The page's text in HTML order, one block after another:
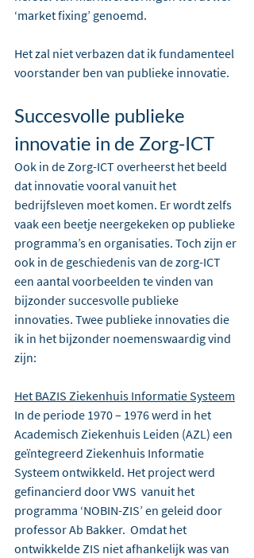
‘market fixing’ genoemd.
Het zal niet verbazen dat ik fundamenteel
voorstander ben van publieke innovatie.
Succesvolle publieke
innovatie in de Zorg-ICT
Ook in de Zorg-ICT overheerst het beeld
dat innovatie vooral vanuit het
bedrijfsleven moet komen. Er wordt zelfs
vaak een beetje neergekeken op publieke
programma’s en organisaties. Toch zijn er
ook in de geschiedenis van de zorg-ICT
een aantal voorbeelden te vinden van
bijzonder succesvolle publieke
innovaties. Twee publieke innovaties die
ik in het bijzonder noemenswaardig vind
zijn:
Het BAZIS Ziekenhuis Informatie Systeem
In de periode 1970 – 1976 werd in het
Academisch Ziekenhuis Leiden (AZL) een
geïntegreerd Ziekenhuis Informatie
Systeem ontwikkeld. Het project werd
gefinancierd door VWS  vanuit het
programma ‘NOBIN-ZIS’ en geleid door
professor Ab Bakker.  Omdat het
ontwikkelde ZIS niet afhankelijk was van